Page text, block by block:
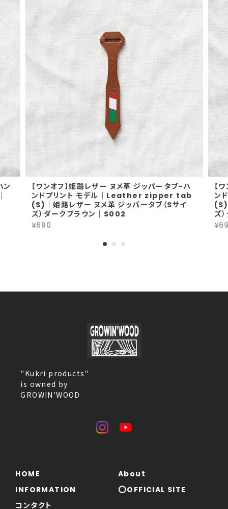
ン
【ワンオフ】姫路レザー ヌメ革 ジッパータブ-ハ
ンドプリント モデル｜Leather zipper tab
(S)｜姫路レザー ヌメ革 ジッパータブ（Sサイ
ズ）ダークブラウン｜S002
¥690
【
ン
(S)
ズ
"Kukri products"
is owned by
GROWIN'WOOD
HOME
About
INFORMATION
⭕OFFICIAL SITE
コンタクト